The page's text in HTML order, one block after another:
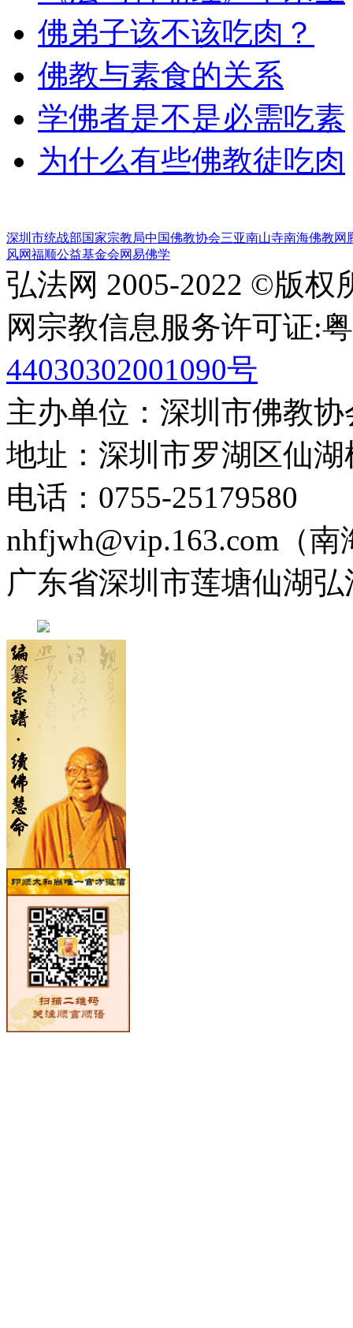
佛弟子该不该吃肉？
佛教与素食的关系
学佛者是不是必需吃素
为什么有些佛教徒吃肉
深圳市统战部国家宗教局中国佛教协会三亚南山寺南海佛教网
风网福顺公益基金会网易佛学
弘法网 2005-2022 ©版权
网宗教信息服务许可证:
44030302001090号
主办单位：深圳市佛教
地址：深圳市罗湖区仙
电话：0755-25179580
nhfjwh@vip.163.com（南
广东省深圳市莲塘仙湖弘